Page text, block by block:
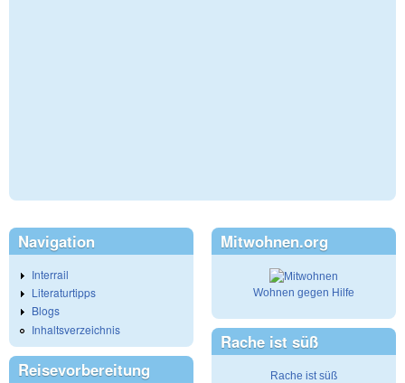
Navigation
Interrail
Literaturtipps
Blogs
Inhaltsverzeichnis
Reisevorbereitung
Mitwohnen.org
Wohnen gegen Hilfe
Rache ist süß
Rache ist süß